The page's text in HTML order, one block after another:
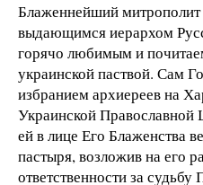
Блаженнейший
выдающимся иерархом
горячо любимым и
украинской паствой. Сам
избранием архиереев на
Украинской Православной
ей в лице Его Блаженства
пастыря, возложив на его
ответственности за